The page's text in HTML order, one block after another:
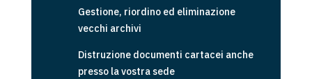
Gestione, riordino ed eliminazione
vecchi archivi
Distruzione documenti cartacei anche
presso la vostra sede